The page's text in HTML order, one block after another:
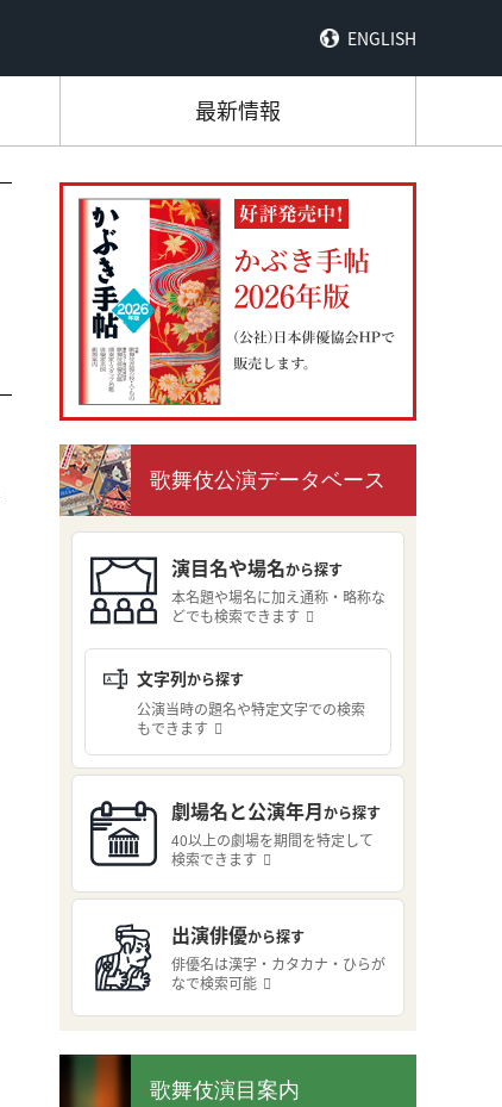
ENGLISH
最新情報
歌舞伎公演データベース
演目名や場名から探す
本名題や場名に加え通称・略称な
どでも検索できます
文字列から探す
公演当時の題名や特定文字での検索
もできます
劇場名と公演年月から探す
40以上の劇場を期間を特定して
検索できます
出演俳優から探す
俳優名は漢字・カタカナ・ひらが
なで検索可能
歌舞伎演目案内